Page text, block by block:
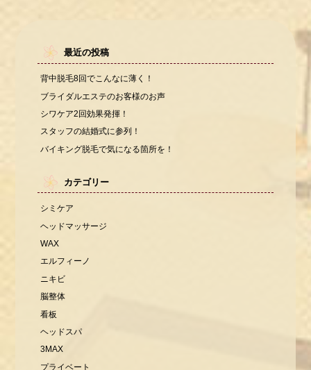
最近の投稿
背中脱毛8回でこんなに薄く！
ブライダルエステのお客様のお声
シワケア2回効果発揮！
スタッフの結婚式に参列！
バイキング脱毛で気になる箇所を！
カテゴリー
シミケア
ヘッドマッサージ
WAX
エルフィーノ
ニキビ
脳整体
看板
ヘッドスパ
3MAX
プライベート